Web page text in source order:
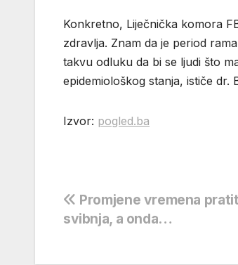
Konkretno, Liječnička komora
zdravlja. Znam da je period
takvu odluku da bi se ljudi što
epidemiološkog stanja, ističe dr.
Izvor: pogled.ba
Navigacija
objava
Promjene vremena
svibnja, a onda…